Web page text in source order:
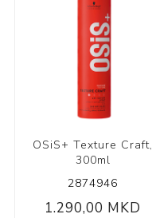
OSiS+ Texture Craft,
300ml
2874946
1.290,00 MKD